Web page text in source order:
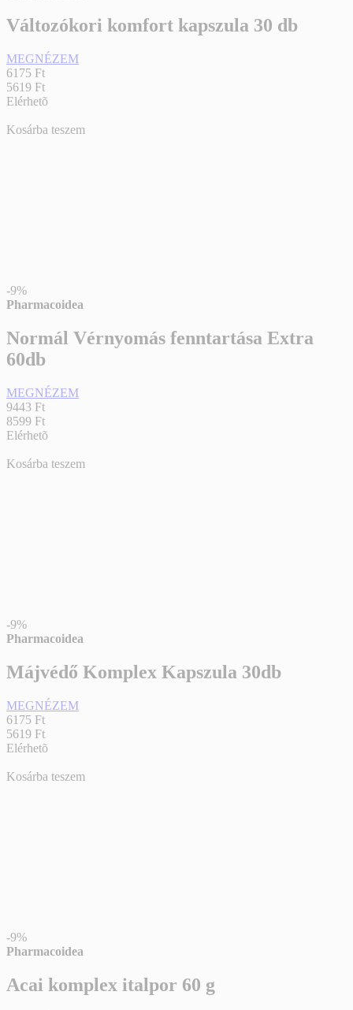
Változókori komfort kapszula 30 db
MEGNÉZEM
6175 Ft
5619 Ft
Elérhetõ
Kosárba teszem
-9%
Pharmacoidea
Normál Vérnyomás fenntartása Extra
60db
MEGNÉZEM
9443 Ft
8599 Ft
Elérhetõ
Kosárba teszem
-9%
Pharmacoidea
Májvédő Komplex Kapszula 30db
MEGNÉZEM
6175 Ft
5619 Ft
Elérhetõ
Kosárba teszem
-9%
Pharmacoidea
Acai komplex italpor 60 g